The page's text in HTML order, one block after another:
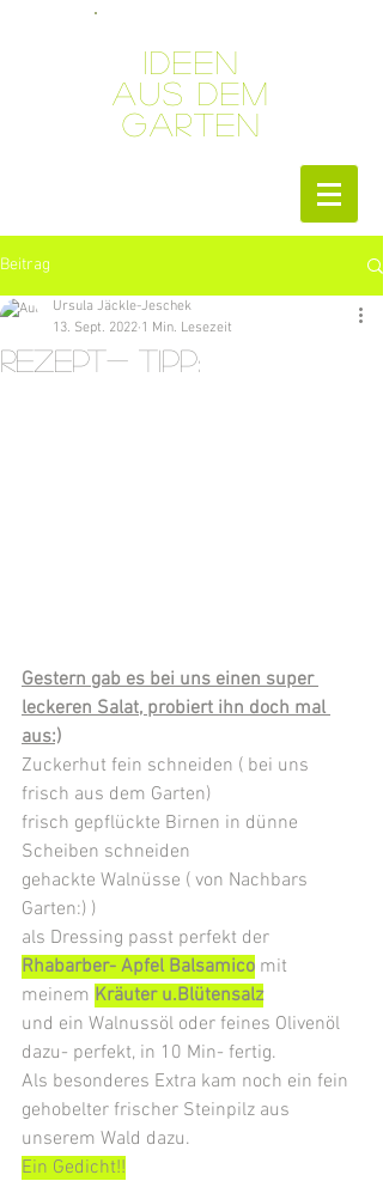
Ideen
aus dem
Garten
Beitrag
Rezept- Tipp:
Ursula Jäckle-Jeschek
13. Sept. 2022 1 Min. Lesezeit
Gestern gab es bei uns einen super
leckeren Salat, probiert ihn doch mal
aus:)
Zuckerhut fein schneiden ( bei uns
frisch aus dem Garten)
frisch gepflückte Birnen in dünne
Scheiben schneiden
gehackte Walnüsse ( von Nachbars
Garten:) )
als Dressing passt perfekt der
Rhabarber- Apfel Balsamico mit
meinem Kräuter u.Blütensalz
und ein Walnussöl oder feines Olivenöl
dazu- perfekt, in 10 Min- fertig.
Als besonderes Extra kam noch ein fein
gehobelter frischer Steinpilz aus
unserem Wald dazu.
Ein Gedicht!!